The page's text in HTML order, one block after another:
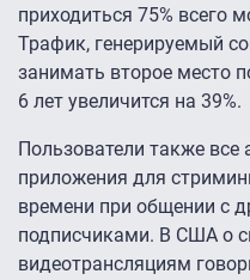
приходиться 75% всего
Трафик, генерируемый
занимать второе место
6 лет увеличится на 39%.
Пользователи также все
приложения для
времени при общении с
подписчиками. В США о
видеотрансляциям